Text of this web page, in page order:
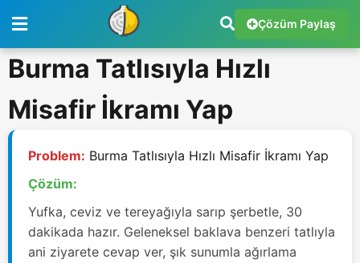
Çözüm Paylaş
Burma Tatlısıyla Hızlı
Misafir İkramı Yap
Problem: Burma Tatlısıyla Hızlı Misafir İkramı Yap
Çözüm:
Yufka, ceviz ve tereyağıyla sarıp şerbetle, 30
dakikada hazır. Geleneksel baklava benzeri tatlıyla
ani ziyarete cevap ver, şık sunumla ağırlama